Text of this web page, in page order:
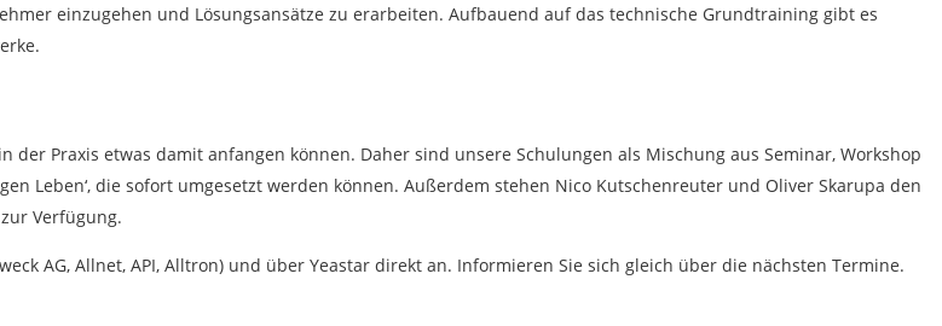
einzugehen und Lösungsansätze zu erarbeiten. Aufbauend auf das technische Grundtraining gibt es
Praxis etwas damit anfangen können. Daher sind unsere Schulungen als Mischung aus Seminar, Workshop
Leben‘, die sofort umgesetzt werden können. Außerdem stehen Nico Kutschenreuter und Oliver Skarupa den
Verfügung.
AG, Allnet, API, Alltron) und über Yeastar direkt an. Informieren Sie sich gleich über die nächsten Termine.